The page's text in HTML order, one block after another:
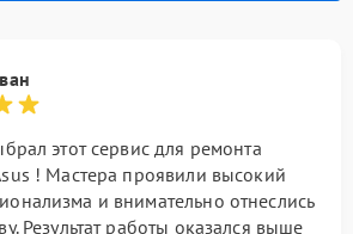
этот сервис для ремонта
! Мастера проявили высокий
и внимательно отнеслись
Результат работы оказался выше